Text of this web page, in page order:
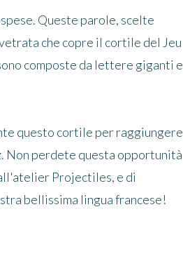
. Queste parole, scelte
che copre il cortile del Jeu
composte da lettere giganti e
questo cortile per raggiungere
Non perdete questa opportunità
Projectiles, e di
bellissima lingua francese!